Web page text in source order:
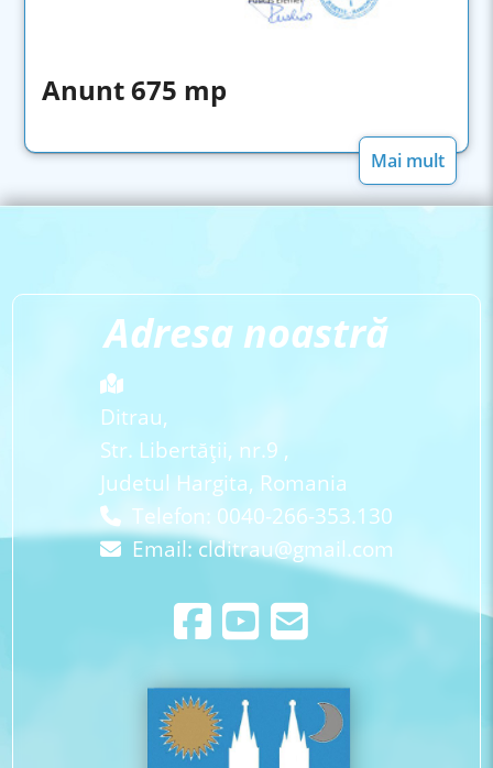
Anunt 675 mp
Mai mult
Adresa noastră
Ditrau,
Str. Libertăţii, nr.9 ,
Judetul Hargita, Romania
Telefon: 0040-266-353.130
Email:clditrau@gmail.com